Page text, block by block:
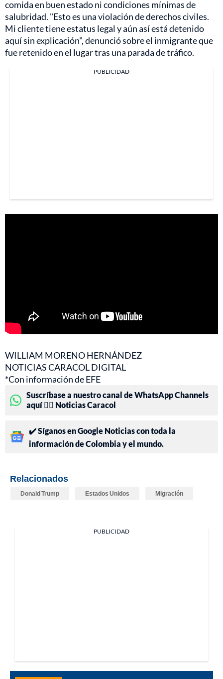
comida en buen estado ni condiciones mínimas de
salubridad. "Esto es una violación de derechos civiles.
Mi cliente tiene estatus legal y aún así está detenido
aquí sin explicación", denunció sobre el inmigrante que
fue retenido en el lugar tras una parada de tráfico.
PUBLICIDAD
WILLIAM MORENO HERNÁNDEZ
NOTICIAS CARACOL DIGITAL
*Con información de EFE
Suscríbase a nuestro canal de WhatsApp Channels
aquí 👉🏻 Noticias Caracol
✔️ Síganos en Google Noticias con toda la
información de Colombia y el mundo.
Relacionados
Donald Trump Estados Unidos Migración
PUBLICIDAD